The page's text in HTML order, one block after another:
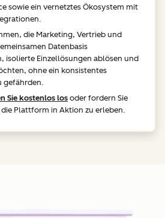
sowie ein vernetztes Ökosystem mit
die Marketing, Vertrieb und
Datenbasis
isolierte Einzellösungen ablösen und
ohne ein konsistentes
gefährden.
Sie kostenlos los oder fordern Sie
Plattform in Aktion zu erleben.